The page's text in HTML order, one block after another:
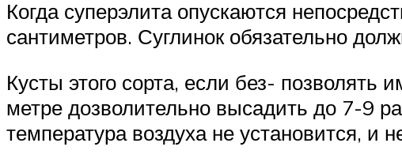
Когда суперэлита опускаются
сантиметров. Суглинок обязательно
Кусты этого сорта, если без- позволять
метре дозволительно высадить до 7-9
температура воздуха не установится, и